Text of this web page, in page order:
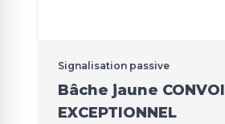
Signalisation passive
Bâche jaune CONVOI
EXCEPTIONNEL